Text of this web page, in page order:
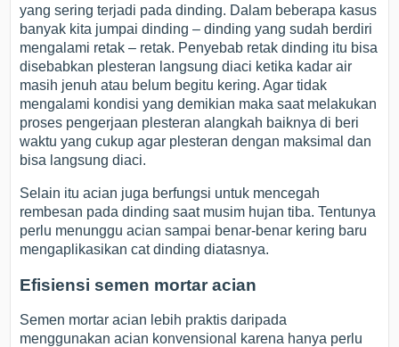
yang sering terjadi pada dinding. Dalam beberapa kasus
banyak kita jumpai dinding – dinding yang sudah berdiri
mengalami retak – retak. Penyebab retak dinding itu bisa
disebabkan plesteran langsung diaci ketika kadar air
masih jenuh atau belum begitu kering. Agar tidak
mengalami kondisi yang demikian maka saat melakukan
proses pengerjaan plesteran alangkah baiknya di beri
waktu yang cukup agar plesteran dengan maksimal dan
bisa langsung diaci.
Selain itu acian juga berfungsi untuk mencegah
rembesan pada dinding saat musim hujan tiba. Tentunya
perlu menunggu acian sampai benar-benar kering baru
mengaplikasikan cat dinding diatasnya.
Efisiensi semen mortar acian
Semen mortar acian lebih praktis daripada
menggunakan acian konvensional karena hanya perlu